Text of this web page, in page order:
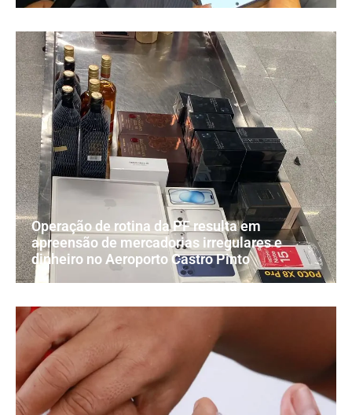
Operação de rotina da PF resulta em
apreensão de mercadorias irregulares e
dinheiro no Aeroporto Castro Pinto